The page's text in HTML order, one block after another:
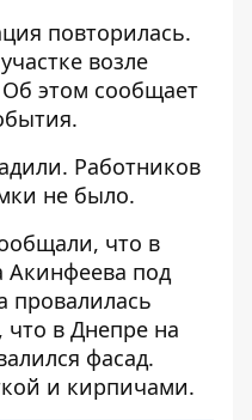
повторилась.
возле
этом сообщает
Работников
не было.
что в
Акинфеева под
провалилась
что в Днепре на
фасад.
и кирпичами.